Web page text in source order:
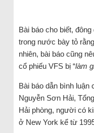
Bài báo cho biết,
trong nước bày tỏ
nhiên, bài báo cũng
cổ phiếu VFS bị “làm
Bài báo dẫn bình luận
Nguyễn Sơn Hải,
Hải phòng, người có
ở New York kể từ